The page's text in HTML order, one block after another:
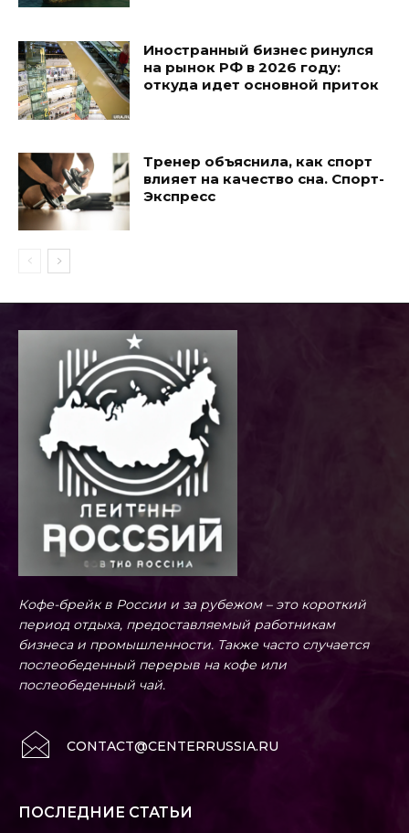
Иностранный бизнес ринулся
на рынок РФ в 2026 году:
откуда идет основной приток
Тренер объяснила, как спорт
влияет на качество сна. Спорт-
Экспресс
Кофе-брейк в России и за рубежом – это короткий
период отдыха, предоставляемый работникам
бизнеса и промышленности. Также часто случается
послеобеденный перерыв на кофе или
послеобеденный чай.
CONTACT@CENTERRUSSIA.RU
ПОСЛЕДНИЕ СТАТЬИ